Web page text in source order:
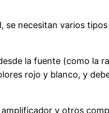
necesitan varios
la fuente (como la
rojo y blanco, y
y otros